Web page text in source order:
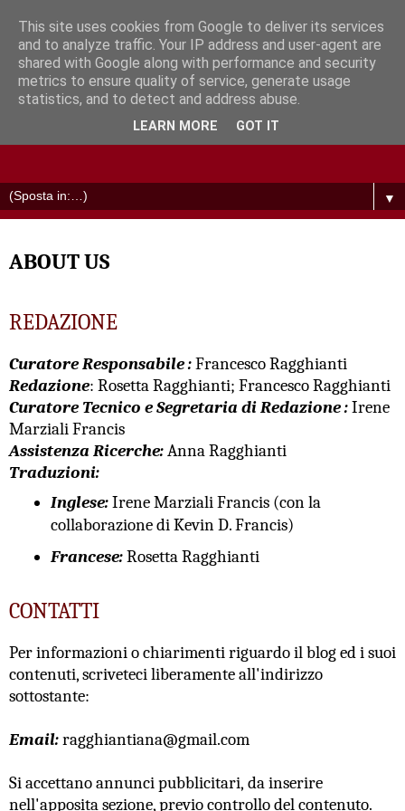
▼
ABOUT US
REDAZIONE
Curatore Responsabile :Francesco Ragghianti
Redazione: Rosetta Ragghianti; Francesco Ragghianti
Curatore Tecnico e Segretaria di Redazione :Irene
Marziali Francis
Assistenza Ricerche:Anna Ragghianti
Traduzioni:
Inglese:Irene Marziali Francis (con la
collaborazione di Kevin D. Francis)
Francese:Rosetta Ragghianti
CONTATTI
Per informazioni o chiarimenti riguardo il blog ed i suoi
contenuti, scriveteci liberamente all'indirizzo
sottostante:
Email:ragghiantiana@gmail.com
Si accettano annunci pubblicitari, da inserire
nell'apposita sezione, previo controllo del contenuto.
This site uses cookies from Google to deliver its services
and to analyze traffic. Your IP address and user-agent are
shared with Google along with performance and security
metrics to ensure quality of service, generate usage
statistics, and to detect and address abuse.
LEARN MORE GOT IT